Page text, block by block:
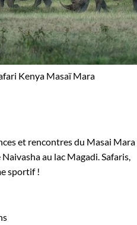
des éléphants. Dans
pourra parrainer un éléphant
dans le parc.
brousse, en gite masaï ou en
d’écouter les bruits de la nuit
et rencontres du Masai Mara
au lac Magadi. Safaris,
sportif !